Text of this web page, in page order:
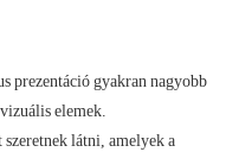
prezentáció gyakran nagyobb
elemek.
látni, amelyek a